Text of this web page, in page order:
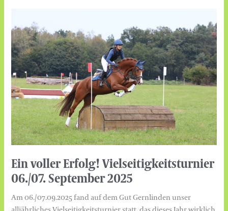
Ein voller Erfolg! Vielseitigkeitsturnier
06./07. September 2025
Am 06./07.09.2025 fand auf dem Gut Gernlinden unser
voller
Erfolg!
Vielseitigkeitsturnier
06./07.
September
2025